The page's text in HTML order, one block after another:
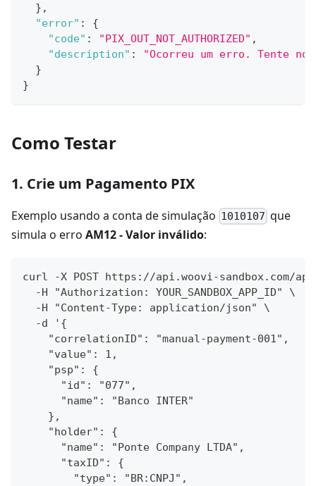
} ,
"error" :
{
"code" : "PIX_OUT_NOT_AUTHORIZED" ,
"description" :
"Ocorreu um erro. Tente
}
}
Como Testar
1. Crie um Pagamento PIX
Exemplo usando a conta de simulação 1010107 que
simula o erro AM12 - Valor inválido:
curl -X POST https://api.woovi-sandbox.com/
  -H "Authorization: YOUR_SANDBOX_APP_ID" \
  -H "Content-Type: application/json" \
  -d '{
    "correlationID": "manual-payment-001",
    "value": 1,
    "psp": {
      "id": "077",
      "name": "Banco INTER"
    },
    "holder": {
      "name": "Ponte Company LTDA",
      "taxID": {
        "type": "BR:CNPJ",